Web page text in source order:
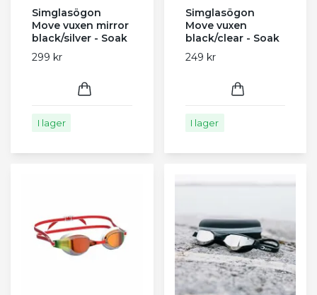
Simglasögon
Move vuxen mirror
black/silver - Soak
299 kr
I lager
Simglasögon
Move vuxen
black/clear - Soak
249 kr
I lager